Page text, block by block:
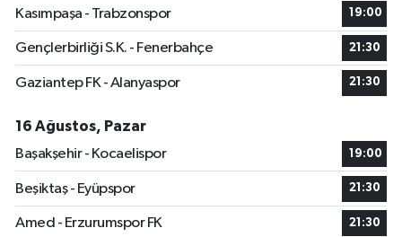
Kasımpaşa - Trabzonspor 19:00
Gençlerbirliği S.K. - Fenerbahçe 21:30
Gaziantep FK - Alanyaspor 21:30
16 Ağustos, Pazar
Başakşehir - Kocaelispor
19:00
Beşiktaş - Eyüpspor 21:30
Amed - Erzurumspor FK 21:30